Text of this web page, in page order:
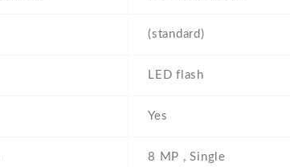
(standard)
LED flash
Yes
8 MP , Single